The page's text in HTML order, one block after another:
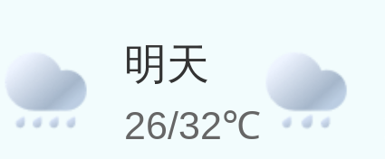
明天
26/32℃